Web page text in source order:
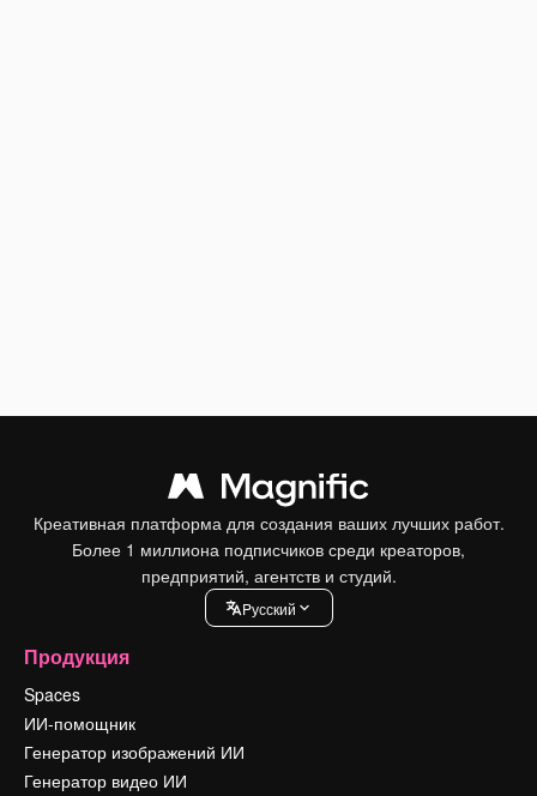
Креативная платформа для создания ваших лучших работ.
Более 1 миллиона подписчиков среди креаторов,
предприятий, агентств и студий.
Pусский
Продукция
Spaces
ИИ-помощник
Генератор изображений ИИ
Генератор видео ИИ